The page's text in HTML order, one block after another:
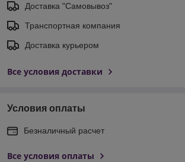
Доставка "Самовывоз"
Транспортная компания
Доставка курьером
Все условия доставки
Условия оплаты
Безналичный расчет
Все условия оплаты